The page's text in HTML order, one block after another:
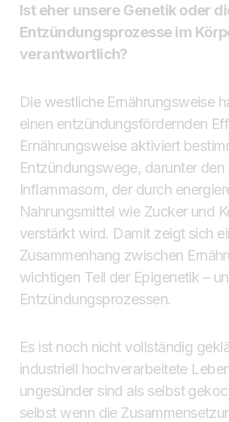
Ist eher unsere Genetik oder
Entzündungsprozesse im
verantwortlich?
Die westliche Ernährungsweise
einen entzündungsfördernden
Ernährungsweise aktiviert
Entzündungswege, darunter
Inflammasom, der durch
Nahrungsmittel wie Zucker und
verstärkt wird. Damit zeigt sich
Zusammenhang zwischen
wichtigen Teil der Epigenetik –
Entzündungsprozessen.
Es ist noch nicht vollständig
industriell hochverarbeitete
ungesünder sind als selbst
selbst wenn die